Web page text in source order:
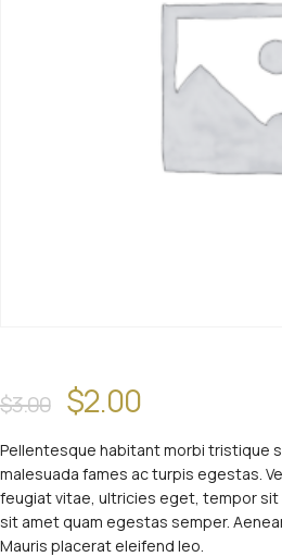
$3.00 $2.00
Pellentesque habitant morbi tristique
malesuada fames ac turpis egestas.
feugiat vitae, ultricies eget, tempor sit
sit amet quam egestas semper.
Mauris placerat eleifend leo.